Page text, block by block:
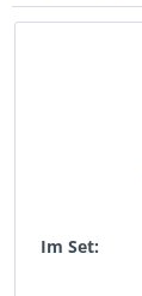
Im Set: